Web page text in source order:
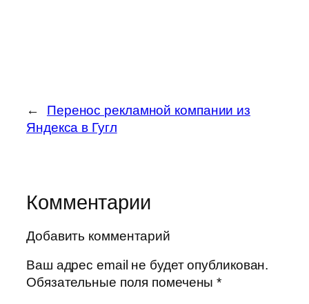
←
Перенос рекламной компании из
Яндекса в Гугл
Комментарии
Добавить комментарий
Ваш адрес email не будет опубликован.
Обязательные поля помечены*